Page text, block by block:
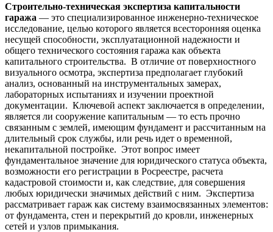
Строительно-техническая экспертиза капитальности
гаража — это специализированное инженерно-техническое
исследование, целью которого является всесторонняя оценка
несущей способности, эксплуатационной надежности и
общего технического состояния гаража как объекта
капитального строительства. В отличие от поверхностного
визуального осмотра, экспертиза предполагает глубокий
анализ, основанный на инструментальных замерах,
лабораторных испытаниях и изучении проектной
документации. Ключевой аспект заключается в определении,
является ли сооружение капитальным — то есть прочно
связанным с землей, имеющим фундамент и рассчитанным на
длительный срок службы, или речь идет о временной,
некапитальной постройке. Этот вопрос имеет
фундаментальное значение для юридического статуса объекта,
возможности его регистрации в Росреестре, расчета
кадастровой стоимости и, как следствие, для совершения
любых юридически значимых действий с ним. Экспертиза
рассматривает гараж как систему взаимосвязанных элементов:
от фундамента, стен и перекрытий до кровли, инженерных
сетей и узлов примыкания.